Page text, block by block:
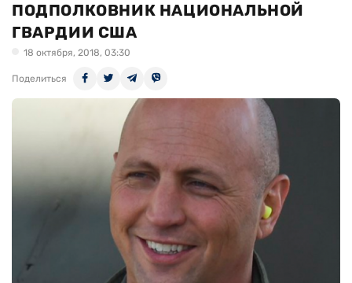
ПОДПОЛКОВНИК НАЦИОНАЛЬНОЙ
ГВАРДИИ США
18 октября, 2018, 03:30
Поделиться